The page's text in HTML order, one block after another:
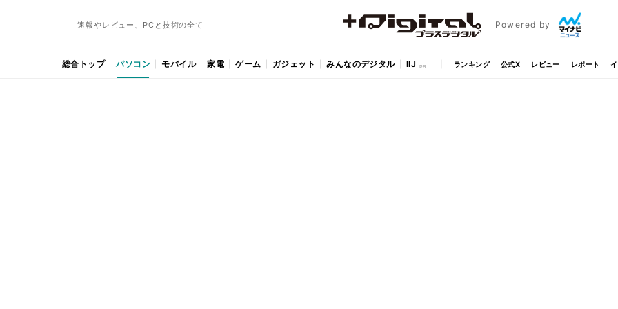
速報やレビュー、PCと技術の全て Powered by
総合トップ パソコン モバイル 家電 ゲーム ガジェット みんなのデジタル IIJ ランキング 公式X レビュー レポート